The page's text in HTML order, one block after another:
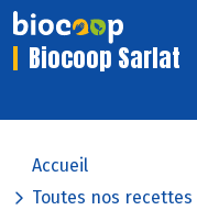
Biocoop Sarlat
Accueil
Toutes nos recettes